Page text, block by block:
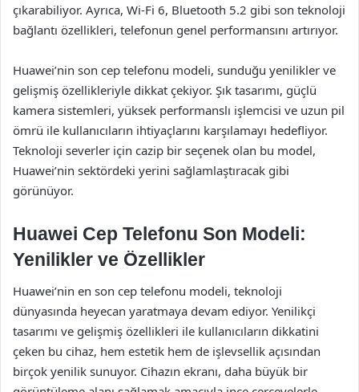
çıkarabiliyor. Ayrıca, Wi-Fi 6, Bluetooth 5.2 gibi son teknoloji
bağlantı özellikleri, telefonun genel performansını artırıyor.
Huawei’nin son cep telefonu modeli, sunduğu yenilikler ve
gelişmiş özellikleriyle dikkat çekiyor. Şık tasarımı, güçlü
kamera sistemleri, yüksek performanslı işlemcisi ve uzun pil
ömrü ile kullanıcıların ihtiyaçlarını karşılamayı hedefliyor.
Teknoloji severler için cazip bir seçenek olan bu model,
Huawei’nin sektördeki yerini sağlamlaştıracak gibi
görünüyor.
Huawei Cep Telefonu Son Modeli:
Yenilikler ve Özellikler
Huawei’nin en son cep telefonu modeli, teknoloji
dünyasında heyecan yaratmaya devam ediyor. Yenilikçi
tasarımı ve gelişmiş özellikleri ile kullanıcıların dikkatini
çeken bu cihaz, hem estetik hem de işlevsellik açısından
birçok yenilik sunuyor. Cihazın ekranı, daha büyük bir